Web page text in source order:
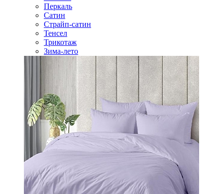
Перкаль
Сатин
Страйп-сатин
Тенсел
Трикотаж
Зима-лето